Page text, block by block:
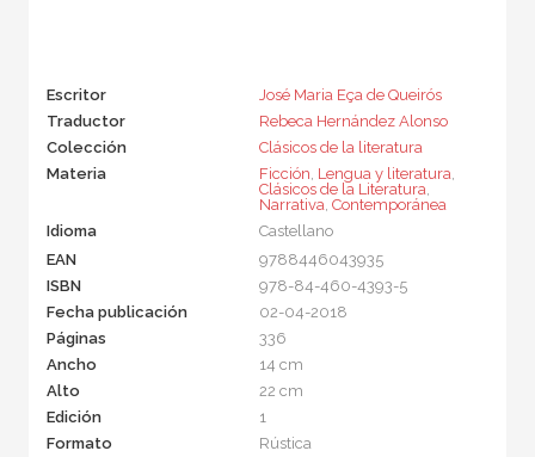
Escritor
José Maria Eça de Queirós
Traductor
Rebeca Hernández Alonso
Colección
Clásicos de la literatura
Materia
Ficción Lengua y literatura
Clásicos de la Literatura
Narrativa Contemporánea
Idioma
Castellano
EAN
9788446043935
ISBN
978-84-460-4393-5
Fecha publicación
02-04-2018
Páginas
336
Ancho
14 cm
Alto
22 cm
Edición
1
Formato
Rústica